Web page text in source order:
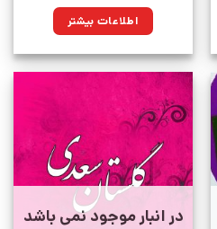
اطلاعات بیشتر
در انبار موجود نمی باشد